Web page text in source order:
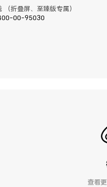
（折叠屏、至臻版专属）
00-95030
查看